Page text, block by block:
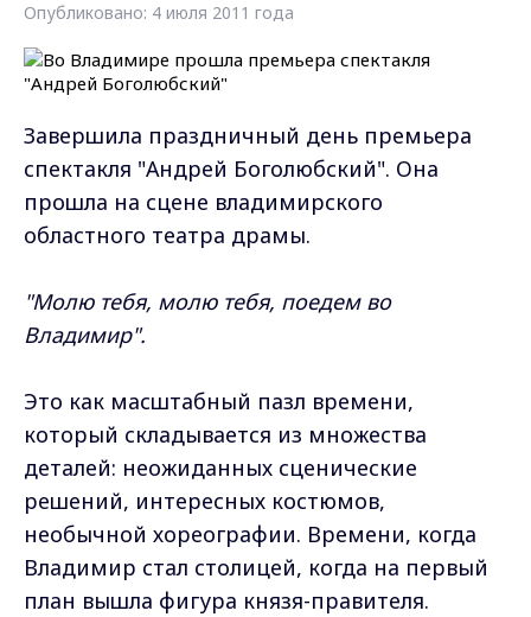
Опубликовано: 4 июля 2011 года
Завершила праздничный день премьера
спектакля "Андрей Боголюбский". Она
прошла на сцене владимирского
областного театра драмы.
"Молю тебя, молю тебя, поедем во
Владимир".
Это как масштабный пазл времени,
который складывается из множества
деталей: неожиданных сценические
решений, интересных костюмов,
необычной хореографии. Времени, когда
Владимир стал столицей, когда на первый
план вышла фигура князя-правителя.